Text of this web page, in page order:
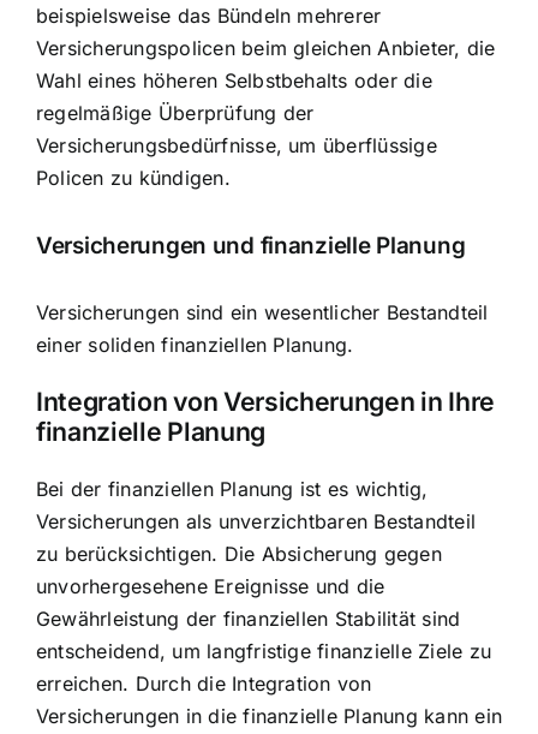
beispielsweise das Bündeln mehrerer
Versicherungspolicen beim gleichen Anbieter, die
Wahl eines höheren Selbstbehalts oder die
regelmäßige Überprüfung der
Versicherungsbedürfnisse, um überflüssige
Policen zu kündigen.
Versicherungen und finanzielle Planung
Versicherungen sind ein wesentlicher Bestandteil
einer soliden finanziellen Planung.
Integration von Versicherungen in Ihre
finanzielle Planung
Bei der finanziellen Planung ist es wichtig,
Versicherungen als unverzichtbaren Bestandteil
zu berücksichtigen. Die Absicherung gegen
unvorhergesehene Ereignisse und die
Gewährleistung der finanziellen Stabilität sind
entscheidend, um langfristige finanzielle Ziele zu
erreichen. Durch die Integration von
Versicherungen in die finanzielle Planung kann ein